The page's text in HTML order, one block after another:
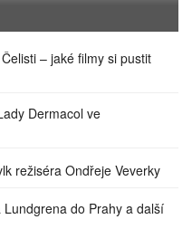
– jaké filmy si pustit
Dermacol ve
režiséra Ondřeje Veverky
do Prahy a další